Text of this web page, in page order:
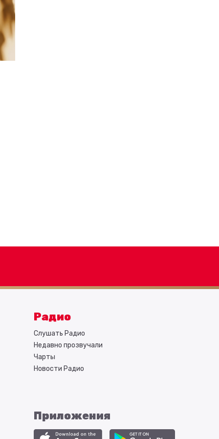
Радио
Слушать Радио
Недавно прозвучали
Чарты
Новости Радио
Приложения